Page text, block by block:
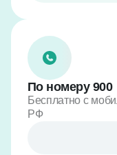
По номеру 900
Бесплатно с
РФ